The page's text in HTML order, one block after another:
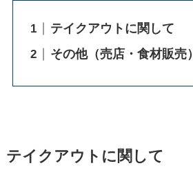
テイクアウトに関して
その他（売店・食材販売）
テイクアウトに関して